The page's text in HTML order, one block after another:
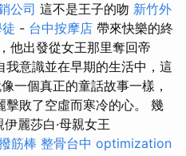
公司 這不是王子的吻 新竹外
- 台中按摩店 帶來快樂的終
他出發從女王那里奪回帝
意識並在早期的生活中，這
一個真正的童話故事一樣，
擊敗了空虛而寒冷的心。 幾
麗莎白·母親女王
筋棒 整骨台中 optimization